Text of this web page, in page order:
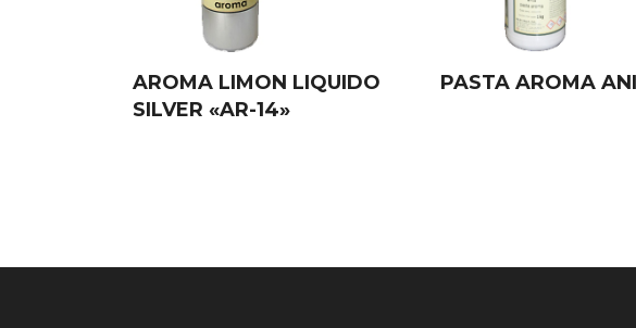
AROMA LIMON LIQUIDO
SILVER «AR-14»
PASTA AROMA